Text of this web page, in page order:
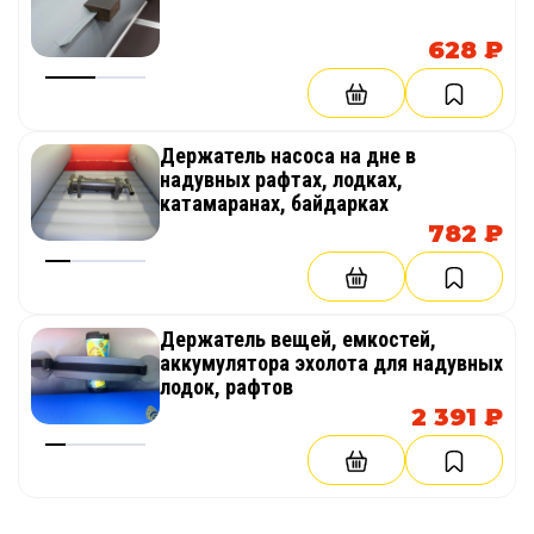
628 ₽
Держатель насоса на дне в
надувных рафтах, лодках,
катамаранах, байдарках
782 ₽
Держатель вещей, емкостей,
аккумулятора эхолота для надувных
лодок, рафтов
2 391 ₽